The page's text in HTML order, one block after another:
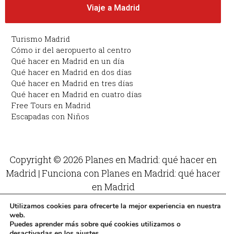
Viaje a Madrid
Turismo Madrid
Cómo ir del aeropuerto al centro
Qué hacer en Madrid en un día
Qué hacer en Madrid en dos días
Qué hacer en Madrid en tres días
Qué hacer en Madrid en cuatro días
Free Tours en Madrid
Escapadas con Niños
Copyright © 2026 Planes en Madrid: qué hacer en
Madrid | Funciona con Planes en Madrid: qué hacer
en Madrid
Utilizamos cookies para ofrecerte la mejor experiencia en nuestra
web.
Puedes aprender más sobre qué cookies utilizamos o